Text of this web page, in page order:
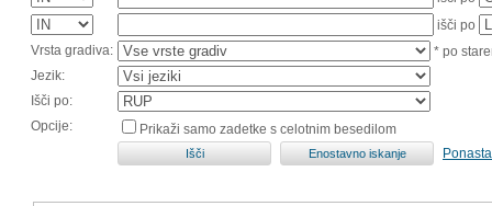
išči po
Vrsta gradiva:
* po
Jezik:
Išči po:
Opcije:
Prikaži samo zadetke s celotnim besedilom